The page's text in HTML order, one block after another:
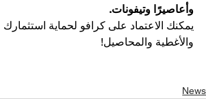
وأعاصيرًا وتيفونات.
يمكنك الاعتماد على كرافو لحماية
والأغطية والمحاصيل!
News